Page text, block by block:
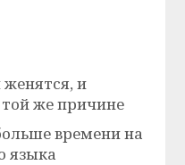
и
же причине
времени на
языка